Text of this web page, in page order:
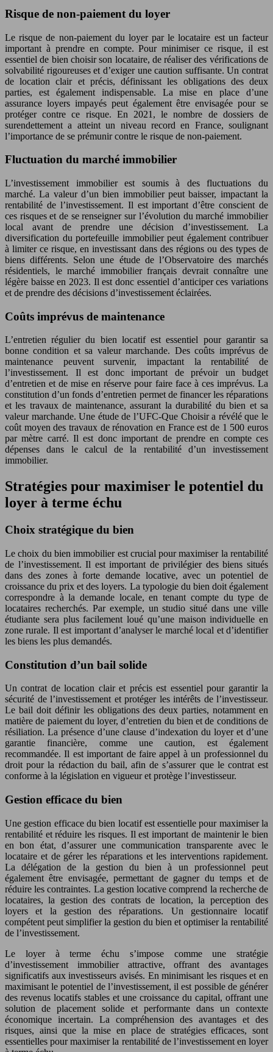
Risque de non-paiement du loyer
Le risque de non-paiement du loyer par le locataire est un facteur
important à prendre en compte. Pour minimiser ce risque, il est
essentiel de bien choisir son locataire, de réaliser des vérifications de
solvabilité rigoureuses et d’exiger une caution suffisante. Un contrat
de location clair et précis, définissant les obligations des deux
parties, est également indispensable. La mise en place d’une
assurance loyers impayés peut également être envisagée pour se
protéger contre ce risque. En 2021, le nombre de dossiers de
surendettement a atteint un niveau record en France, soulignant
l’importance de se prémunir contre le risque de non-paiement.
Fluctuation du marché immobilier
L’investissement immobilier est soumis à des fluctuations du
marché. La valeur d’un bien immobilier peut baisser, impactant la
rentabilité de l’investissement. Il est important d’être conscient de
ces risques et de se renseigner sur l’évolution du marché immobilier
local avant de prendre une décision d’investissement. La
diversification du portefeuille immobilier peut également contribuer
à limiter ce risque, en investissant dans des régions ou des types de
biens différents. Selon une étude de l’Observatoire des marchés
résidentiels, le marché immobilier français devrait connaître une
légère baisse en 2023. Il est donc essentiel d’anticiper ces variations
et de prendre des décisions d’investissement éclairées.
Coûts imprévus de maintenance
L’entretien régulier du bien locatif est essentiel pour garantir sa
bonne condition et sa valeur marchande. Des coûts imprévus de
maintenance peuvent survenir, impactant la rentabilité de
l’investissement. Il est donc important de prévoir un budget
d’entretien et de mise en réserve pour faire face à ces imprévus. La
constitution d’un fonds d’entretien permet de financer les réparations
et les travaux de maintenance, assurant la durabilité du bien et sa
valeur marchande. Une étude de l’UFC-Que Choisir a révélé que le
coût moyen des travaux de rénovation en France est de 1 500 euros
par mètre carré. Il est donc important de prendre en compte ces
dépenses dans le calcul de la rentabilité d’un investissement
immobilier.
Stratégies pour maximiser le potentiel du
loyer à terme échu
Choix stratégique du bien
Le choix du bien immobilier est crucial pour maximiser la rentabilité
de l’investissement. Il est important de privilégier des biens situés
dans des zones à forte demande locative, avec un potentiel de
croissance du prix et des loyers. La typologie du bien doit également
correspondre à la demande locale, en tenant compte du type de
locataires recherchés. Par exemple, un studio situé dans une ville
étudiante sera plus facilement loué qu’une maison individuelle en
zone rurale. Il est important d’analyser le marché local et d’identifier
les biens les plus demandés.
Constitution d’un bail solide
Un contrat de location clair et précis est essentiel pour garantir la
sécurité de l’investissement et protéger les intérêts de l’investisseur.
Le bail doit définir les obligations des deux parties, notamment en
matière de paiement du loyer, d’entretien du bien et de conditions de
résiliation. La présence d’une clause d’indexation du loyer et d’une
garantie financière, comme une caution, est également
recommandée. Il est important de faire appel à un professionnel du
droit pour la rédaction du bail, afin de s’assurer que le contrat est
conforme à la législation en vigueur et protège l’investisseur.
Gestion efficace du bien
Une gestion efficace du bien locatif est essentielle pour maximiser la
rentabilité et réduire les risques. Il est important de maintenir le bien
en bon état, d’assurer une communication transparente avec le
locataire et de gérer les réparations et les interventions rapidement.
La délégation de la gestion du bien à un professionnel peut
également être envisagée, permettant de gagner du temps et de
réduire les contraintes. La gestion locative comprend la recherche de
locataires, la gestion des contrats de location, la perception des
loyers et la gestion des réparations. Un gestionnaire locatif
compétent peut simplifier la gestion du bien et optimiser la rentabilité
de l’investissement.
Le loyer à terme échu s’impose comme une stratégie
d’investissement immobilier attractive, offrant des avantages
significatifs aux investisseurs avisés. En minimisant les risques et en
maximisant le potentiel de l’investissement, il est possible de générer
des revenus locatifs stables et une croissance du capital, offrant une
solution de placement solide et performante dans un contexte
économique incertain. La compréhension des avantages et des
risques, ainsi que la mise en place de stratégies efficaces, sont
essentielles pour maximiser la rentabilité de l’investissement en loyer